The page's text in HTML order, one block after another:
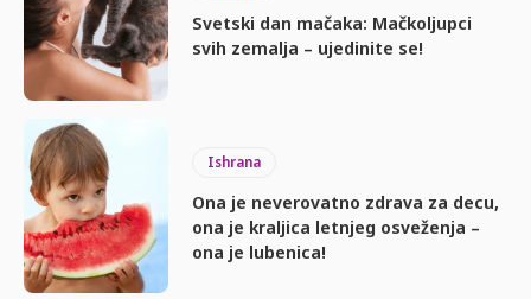
Svetski dan mačaka: Mačkoljupci
svih zemalja – ujedinite se!
Ishrana
Ona je neverovatno zdrava za decu,
ona je kraljica letnjeg osveženja –
ona je lubenica!